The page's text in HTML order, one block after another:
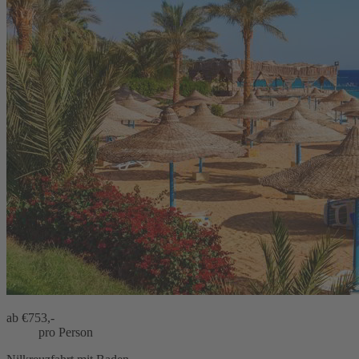
ab €753,-
pro Person